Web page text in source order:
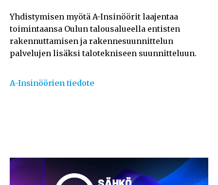
Yhdistymisen myötä A-Insinöörit laajentaa
toimintaansa Oulun talousalueella entisten
rakennuttamisen ja rakennesuunnittelun
palvelujen lisäksi talotekniseen suunnitteluun.
A-Insinöörien tiedote